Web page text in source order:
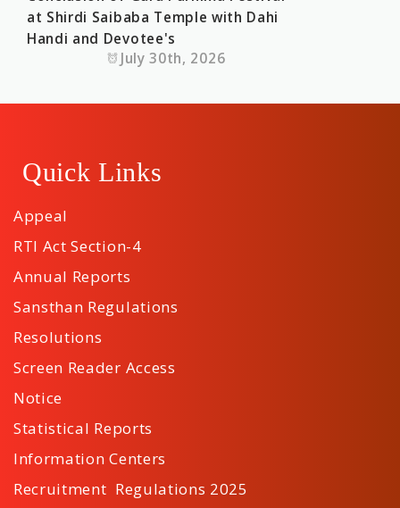
at Shirdi Saibaba Temple with Dahi
Handi and Devotee's
July 30th, 2026
Quick Links
Appeal
RTI Act Section-4
Annual Reports
Sansthan Regulations
Resolutions
Screen Reader Access
Notice
Statistical Reports
Information Centers
Recruitment Regulations 2025